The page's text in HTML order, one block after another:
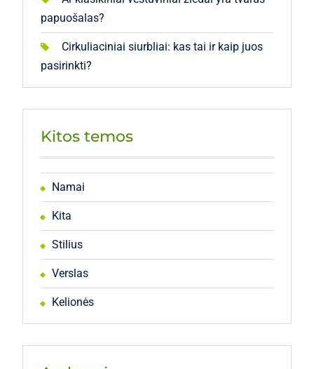
papuošalas?
Cirkuliaciniai siurbliai: kas tai ir kaip juos
pasirinkti?
Kitos temos
Namai
Kita
Stilius
Verslas
Kelionės